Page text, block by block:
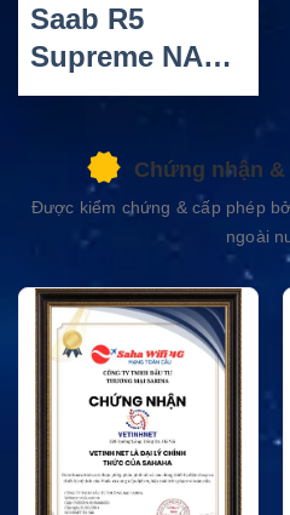
Saab R5
Supreme NAV
MkII – Hệ
GNSS/DGNSS
Hàng Hải
Chính Xác Cao
Chứng nhận
Được kiểm chứng & cấp phép
ngoài